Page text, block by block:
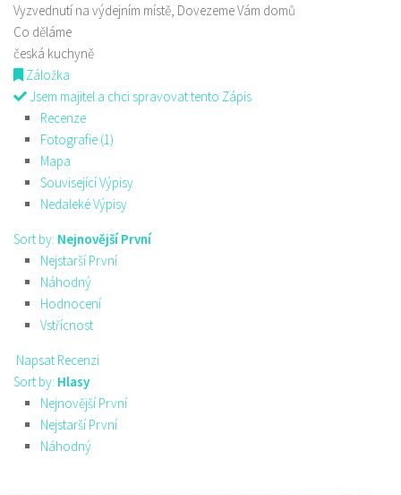
Vyzvednutí na výdejním místě, Dovezeme Vám domů
Co děláme
česká kuchyně
Záložka
Jsem majitel a chci spravovat tento Zápis
Recenze
Fotografie (1)
Mapa
Související Výpisy
Nedaleké Výpisy
Sort by: Nejnovější První
Nejstarší První
Náhodný
Hodnocení
Vstřícnost
Napsat Recenzi
Sort by: Hlasy
Nejnovější První
Nejstarší První
Náhodný